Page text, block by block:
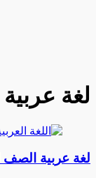
لغة
لغة عربية الصف